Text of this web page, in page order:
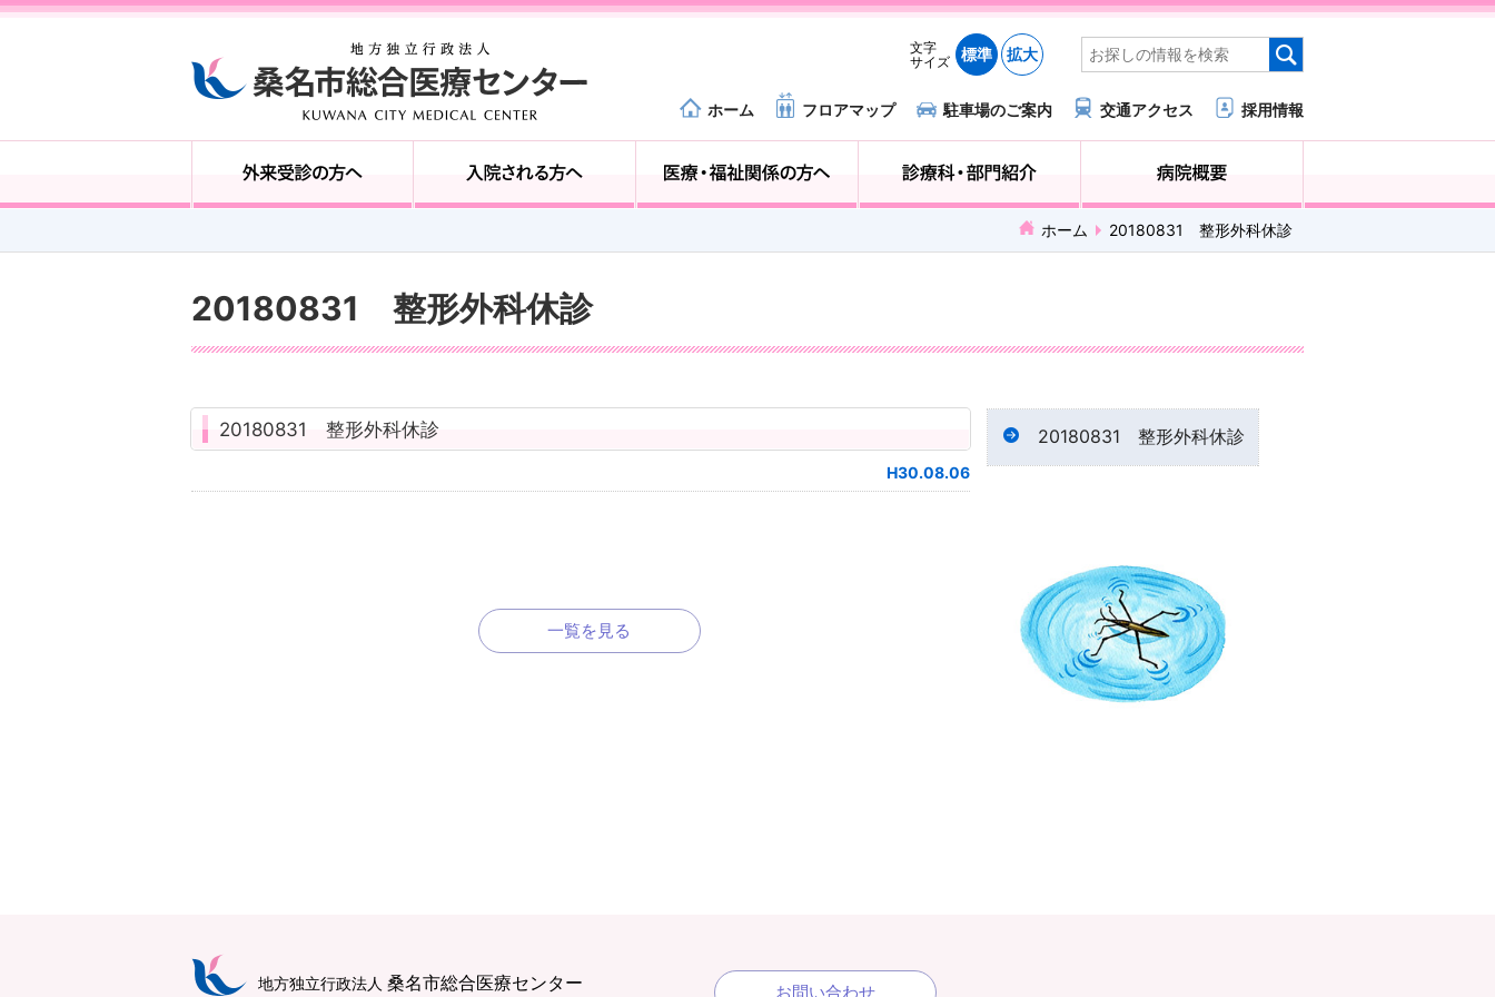
文字
サイズ
標準 拡大
ホーム フロアマップ 駐車場のご案内 交通アクセス 採用情報
ホーム 20180831 整形外科休診
20180831 整形外科休診
20180831 整形外科休診
H30.08.06
一覧を見る
20180831 整形外科休診
地方独立行政法人 桑名市総合医療センター
お問い合わせ